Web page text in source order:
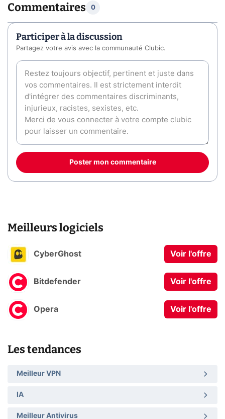
Commentaires 0
Participer à la discussion
Partagez votre avis avec la communauté Clubic.
Poster mon commentaire
Meilleurs logiciels
CyberGhost Voir l'offre
Bitdefender Voir l'offre
Opera Voir l'offre
Les tendances
Meilleur VPN
IA
Meilleur Antivirus